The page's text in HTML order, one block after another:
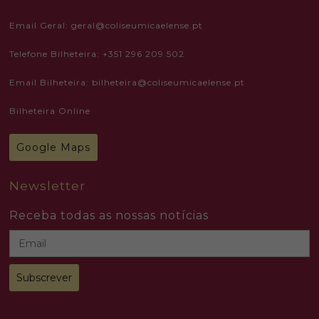
Email Geral: geral@coliseumicaelense.pt
Telefone Bilheteira: +351 296 209 502
Email Bilheteira: bilheteira@coliseumicaelense.pt
Bilheteira Online
Google Maps
Newsletter
Receba todas as nossas notícias
offers.